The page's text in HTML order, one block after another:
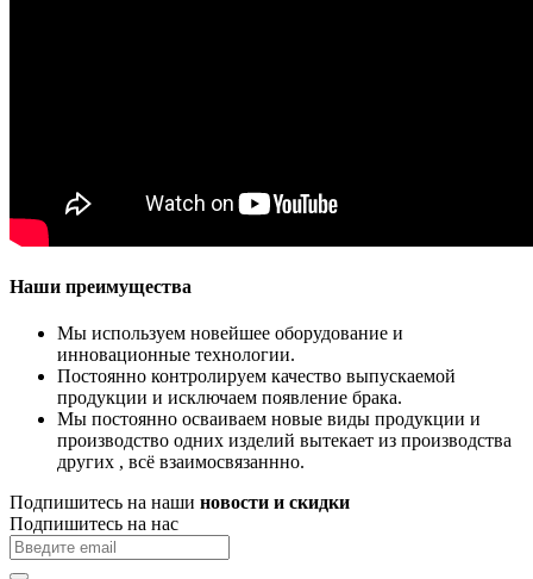
Наши преимущества
Мы используем новейшее оборудование и
инновационные технологии.
Постоянно контролируем качество выпускаемой
продукции и исключаем появление брака.
Мы постоянно осваиваем новые виды продукции и
производство одних изделий вытекает из производства
других , всё взаимосвязаннно.
Подпишитесь на наши новости и скидки
Подпишитесь на нас